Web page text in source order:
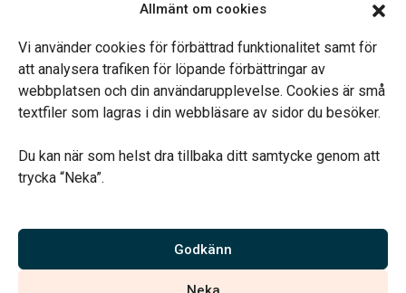
Allmänt om cookies
Vi använder cookies för förbättrad funktionalitet samt för
att analysera trafiken för löpande förbättringar av
webbplatsen och din användarupplevelse. Cookies är små
textfiler som lagras i din webbläsare av sidor du besöker.
Du kan när som helst dra tillbaka ditt samtycke genom att
trycka “Neka”.
Godkänn
Annan tid efter överenskommelse.
Telefonjour dygnet runt.
Vi är auktoriserade av Sveriges Begravningsbyråers Förbund och
har högt ställda krav på utbildning, kvalitet, miljö och arbetsmiljö.